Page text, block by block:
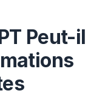
Peut-il